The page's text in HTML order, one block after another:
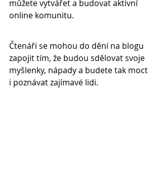
můžete vytvářet a budovat aktivní
online komunitu.
Čtenáři se mohou do dění na blogu
zapojit tím, že budou sdělovat svoje
myšlenky, nápady a budete tak moct
i poznávat zajímavé lidi.